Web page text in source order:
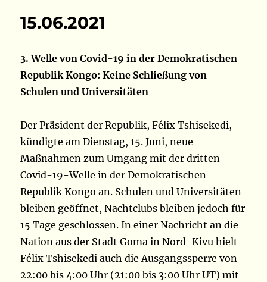
15.06.2021
3. Welle von Covid-19 in der Demokratischen
Republik Kongo: Keine Schließung von
Schulen und Universitäten
Der Präsident der Republik, Félix Tshisekedi,
kündigte am Dienstag, 15. Juni, neue
Maßnahmen zum Umgang mit der dritten
Covid-19-Welle in der Demokratischen
Republik Kongo an. Schulen und Universitäten
bleiben geöffnet, Nachtclubs bleiben jedoch für
15 Tage geschlossen. In einer Nachricht an die
Nation aus der Stadt Goma in Nord-Kivu hielt
Félix Tshisekedi auch die Ausgangssperre von
22:00 bis 4:00 Uhr (21:00 bis 3:00 Uhr UT) mit